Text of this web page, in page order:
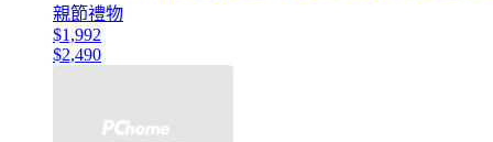
親節禮物
$1,992
$2,490